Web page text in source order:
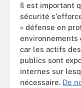
Il est important
sécurité
« défense en
environnements
car les actifs
publics sont
internes sur
nécessaire. De